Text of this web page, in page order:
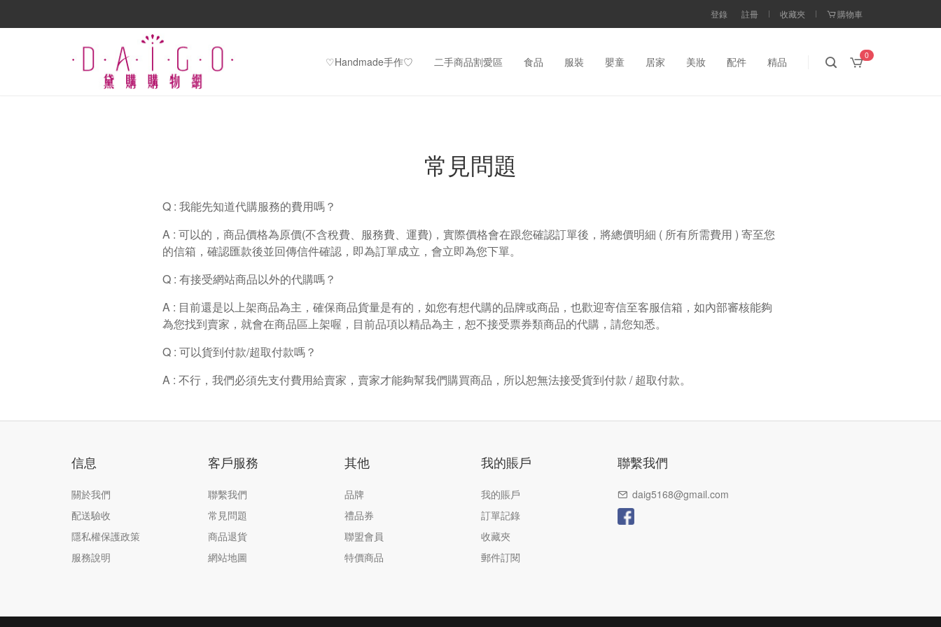
登錄 註冊 收藏夾 購物車
0
♡Handmade手作♡ 二手商品割愛區 食品 服裝 嬰童 居家 美妝 配件 精品
常見問題
Q : 我能先知道代購服務的費用嗎？
A : 可以的，商品價格為原價(不含稅費、服務費、運費)，實際價格會在跟您確認訂單後，將總價明細 ( 所有所需費用 ) 寄至您
的信箱，確認匯款後並回傳信件確認，即為訂單成立，會立即為您下單。
Q : 有接受網站商品以外的代購嗎？
A : 目前還是以上架商品為主，確保商品貨量是有的，如您有想代購的品牌或商品，也歡迎寄信至客服信箱，如內部審核能夠
為您找到賣家，就會在商品區上架喔，目前品項以精品為主，恕不接受票券類商品的代購，請您知悉。
Q : 可以貨到付款/超取付款嗎？
A : 不行，我們必須先支付費用給賣家，賣家才能夠幫我們購買商品，所以恕無法接受貨到付款 / 超取付款。
信息
關於我們
配送驗收
隱私權保護政策
服務說明
客戶服務
聯繫我們
常見問題
商品退貨
網站地圖
其他
品牌
禮品券
聯盟會員
特價商品
我的賬戶
我的賬戶
訂單記錄
收藏夾
郵件訂閱
聯繫我們
daig5168@gmail.com